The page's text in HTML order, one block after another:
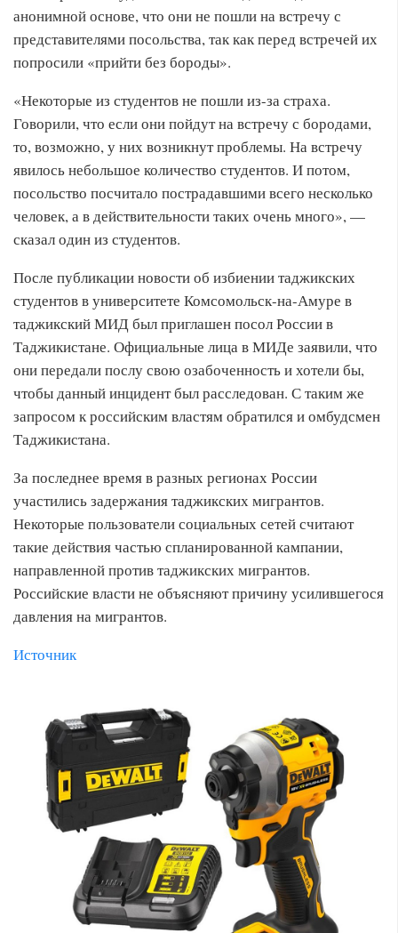
анонимной основе, что они не пошли на встречу с
представителями посольства, так как перед встречей их
попросили «прийти без бороды».
«Некоторые из студентов не пошли из-за страха.
Говорили, что если они пойдут на встречу с бородами,
то, возможно, у них возникнут проблемы. На встречу
явилось небольшое количество студентов. И потом,
посольство посчитало пострадавшими всего несколько
человек, а в действительности таких очень много», —
сказал один из студентов.
После публикации новости об избиении таджикских
студентов в университете Комсомольск-на-Амуре в
таджикский МИД был приглашен посол России в
Таджикистане. Официальные лица в МИДе заявили, что
они передали послу свою озабоченность и хотели бы,
чтобы данный инцидент был расследован. С таким же
запросом к российским властям обратился и омбудсмен
Таджикистана.
За последнее время в разных регионах России
участились задержания таджикских мигрантов.
Некоторые пользователи социальных сетей считают
такие действия частью спланированной кампании,
направленной против таджикских мигрантов.
Российские власти не объясняют причину усилившегося
давления на мигрантов.
Источник